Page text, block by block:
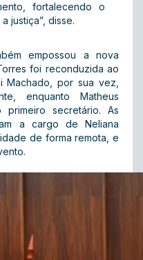
fortalecendo o
justiça”, disse.
empossou a nova
foi reconduzida ao
Machado, por sua vez,
enquanto Matheus
primeiro secretário. As
a cargo de Neliana
de forma remota, e